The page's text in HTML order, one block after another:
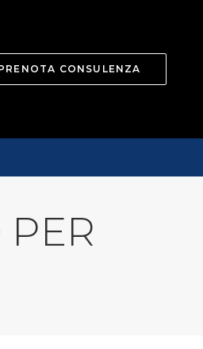
CONSULENZA